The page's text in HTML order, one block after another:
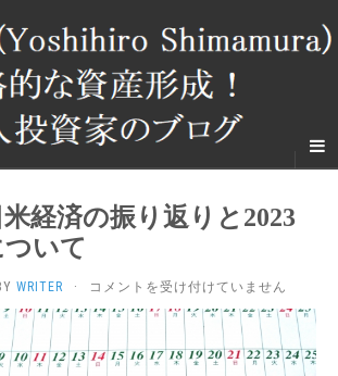
経済の振り返りと2023
いて
WRITER ·
2022
年
日
米
コメントを受け付けていません